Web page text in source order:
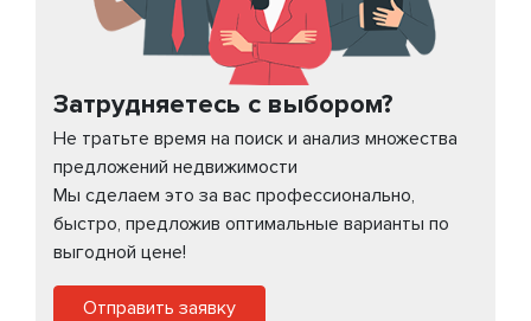
Затрудняетесь с выбором?
Не тратьте время на поиск и анализ множества
предложений недвижимости
Мы сделаем это за вас профессионально,
быстро, предложив оптимальные варианты по
выгодной цене!
Отправить заявку